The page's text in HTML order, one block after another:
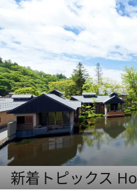
新着トピックス